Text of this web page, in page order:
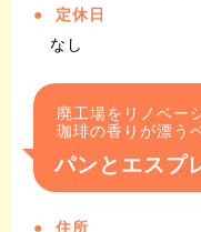
定休日
なし
廃工場をリノベー
珈琲の香りが漂う
パンとエスプ
住所